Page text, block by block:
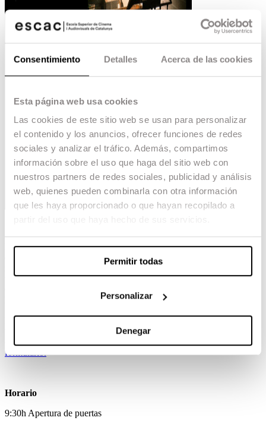
Consentimiento Detalles Acerca de las cookies
Esta página web usa cookies
Las cookies de este sitio web se usan para personalizar
el contenido y los anuncios, ofrecer funciones de redes
sociales y analizar el tráfico. Además, compartimos
información sobre el uso que haga del sitio web con
nuestros partners de redes sociales, publicidad y análisis
web, quienes pueden combinarla con otra información
que les haya proporcionado o que hayan recopilado a
Permitir todas
Personalizar
Denegar
En esta primera jornada de puertas abiertas para
el nuevo curso, además de una visita por las
instalaciones y campus de la escuela, ofreceremos
una sesión informativa sobre el acceso al Grado
Para poder organizar el aforo y las salas donde se
van a desarrollar las charlas, es imprescindible
confirmar asistencia a través del siguiente
formulario.
Horario
9:30h Apertura de puertas